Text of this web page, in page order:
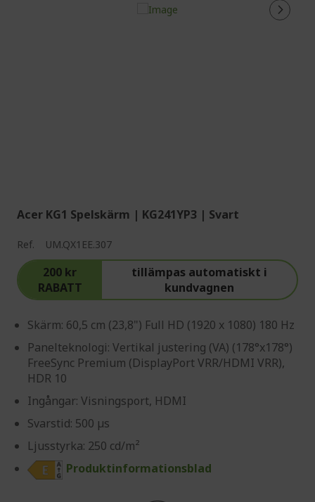
Acer KG1 Spelskärm | KG241YP3 | Svart
Ref. UM.QX1EE.307
200 kr
RABATT
tillämpas automatiskt i
kundvagnen
Skärm: 60,5 cm (23,8") Full HD (1920 x 1080) 180 Hz
Panelteknologi: Vertikal justering (VA) (178°x178°)
FreeSync Premium (DisplayPort VRR/HDMI VRR),
HDR 10
Ingångar: Visningsport, HDMI
Svarstid: 500 µs
Ljusstyrka: 250 cd/m²
Produktinformationsblad